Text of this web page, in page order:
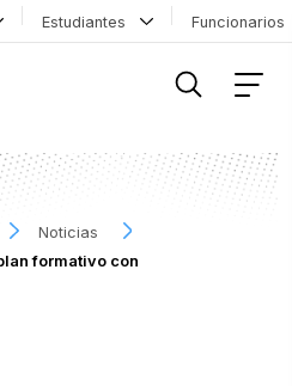
Estudiantes
Noticias
formativo con